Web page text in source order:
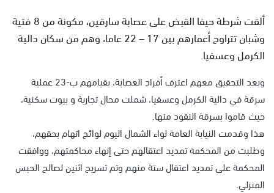
ألقت شرطة حيفا القبض على عصابة سارقين، مكونة من 8 فتية
وشبان تتراوح أعمارهم بين 17 – 22 عاما، وهم من سكان دالية
الكرمل وعسفيا.
وبعد التحقيق معهم اعترف أفراد العصابة، بقيامهم ب-23 عملية
سرقة في دالية الكرمل وعسفيا، شملت محال تجارية و بيوت سكنية،
حيث قاموا بسرقة النقود منها.
هذا وقدمت النيابة العامة لواء الشمال اليوم لوائح اتهام بحقهم،
وطلبت من المحكمة تمديد اعتقالهم حتى إنهاء محاكمتهم، ووافقت
المحكمة على تمديد اعتقال ستة منهم وتم تسريح اثنين لصالح الحبس
المنزلي.